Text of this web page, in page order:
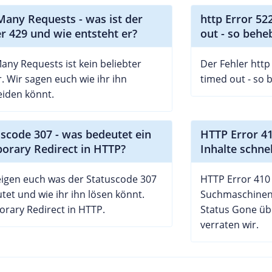
Requests - was ist der
429 und wie entsteht er?
Requests ist kein beliebter
Wir sagen euch wie ihr ihn
könnt.
http Error
out - so
Der Fehler
timed out - so
307 - was bedeutet ein
Redirect in HTTP?
euch was der Statuscode 307
und wie ihr ihn lösen könnt.
Redirect in HTTP.
HTTP Error
Inhalte
HTTP Error
Status Gone
verraten wir.